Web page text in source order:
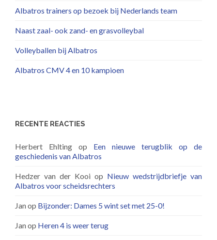
Albatros trainers op bezoek bij Nederlands team
Naast zaal- ook zand- en grasvolleybal
Volleyballen bij Albatros
Albatros CMV 4 en 10 kampioen
RECENTE REACTIES
Herbert Ehlting op Een nieuwe terugblik op de
geschiedenis van Albatros
Hedzer van der Kooi op Nieuw wedstrijdbriefje van
Albatros voor scheidsrechters
Janop Bijzonder: Dames 5 wint set met 25-0!
Janop Heren 4 is weer terug